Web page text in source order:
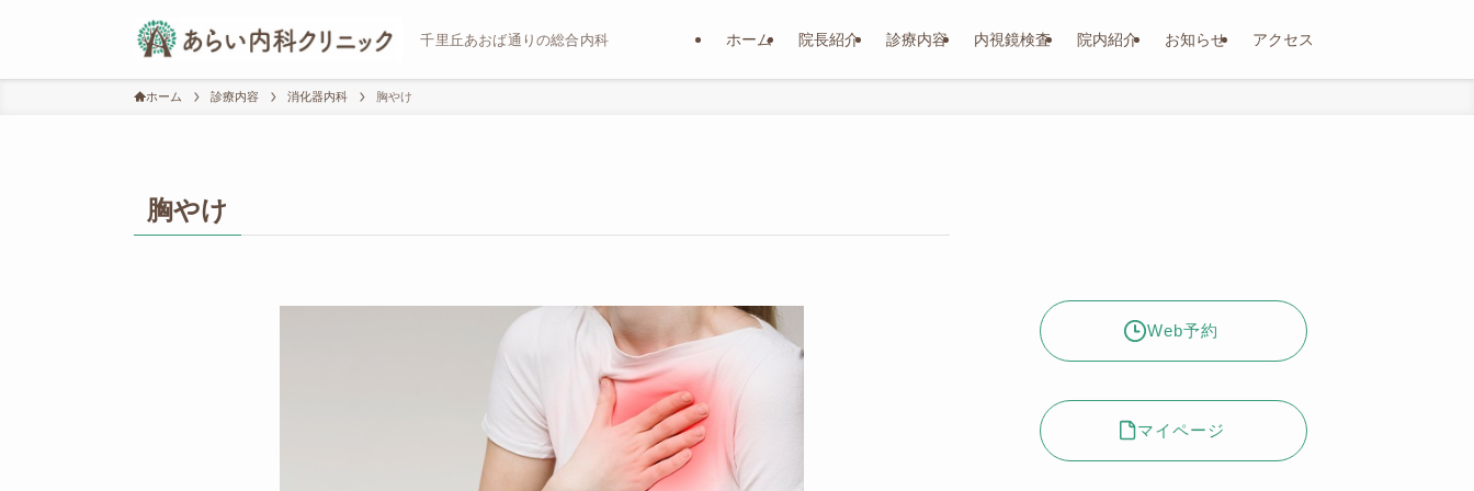
千里丘あおば通りの総合内科 ホーム 院長紹介 診療内容 内視鏡検査 院内紹介 お知らせ アクセス
ホーム 診療内容 消化器内科 胸やけ
胸やけ
Web予約
マイページ